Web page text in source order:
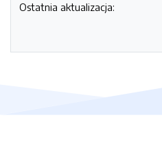
Ostatnia aktualizacja: